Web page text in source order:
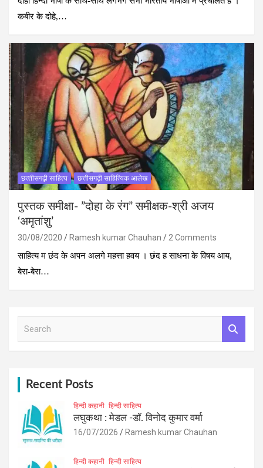
कबीर के दोहे,…
छत्‍तीसगढ़ी साहित्‍य छत्तीसगढ़ी साहित्यिक आलेख
पुस्‍तक समीक्षा- ”दोहा के रंग” समीक्षक-श्री अजय
‘अमृतांशु’
30/08/2020 Ramesh kumar Chauhan
2 Comments
साहित्य म छंद के अपन अलगे महत्ता हवय । छंद ह साधना के विषय आय,
बेरा-बेरा…
Recent Posts
हिन्दी कहानी हिन्दी साहित्य
लघुकथा : मेडल -डॉ. विनोद कुमार वर्मा
16/07/2026 Ramesh kumar Chauhan
हिन्दी कहानी हिन्दी साहित्य